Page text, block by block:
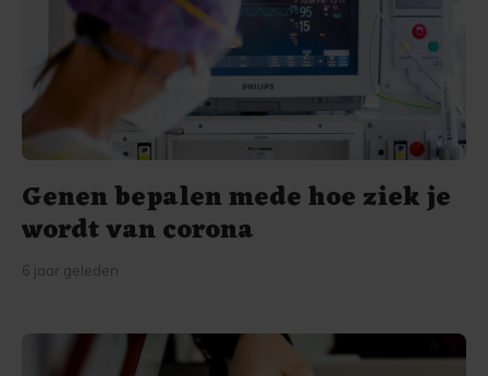
Genen bepalen mede hoe ziek je
wordt van corona
6 jaar geleden